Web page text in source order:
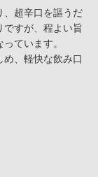
、超辛口を謳うだ
すが、程よい旨
ています。
、軽快な飲み口